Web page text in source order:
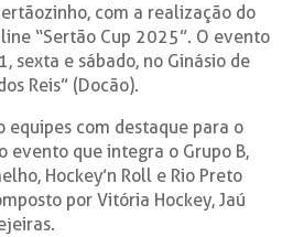
com a realização do
“Sertão Cup 2025”. O evento
sexta e sábado, no Ginásio de
Reis” (Docão).
com destaque para o
evento que integra o Grupo B,
Hockey’n Roll e Rio Preto
por Vitória Hockey, Jaú